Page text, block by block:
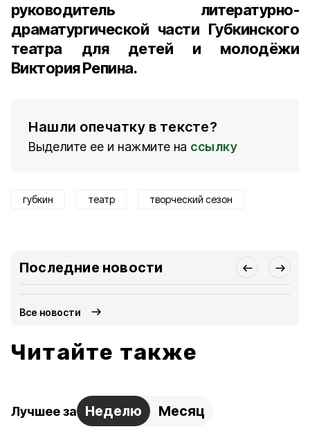
руководитель литературно-
драматургической части Губкинского
театра для детей и молодёжи
Виктория Репина.
Нашли опечатку в тексте?
Выделите ее и нажмите на ссылку
губкин театр творческий сезон
Последние новости
Все новости
Читайте также
Лучшее за Неделю Месяц